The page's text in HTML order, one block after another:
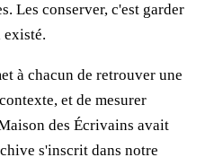
Les conserver, c'est garder
existé.
à chacun de retrouver une
et de mesurer
des Écrivains avait
s'inscrit dans notre